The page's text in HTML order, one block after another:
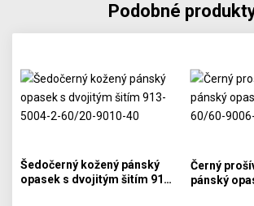
Podobné
Šedočerný kožený pánský
opasek s dvojitým šitím 91…
Černý
pánský